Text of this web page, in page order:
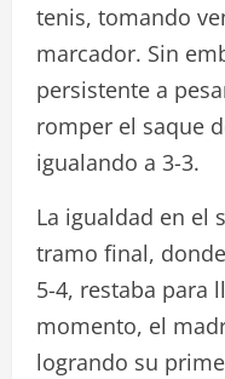
tenis, tomando
marcador. Sin
persistente a
romper el saque
igualando a 3-3.
La igualdad en el
tramo final,
5-4, restaba para
momento, el
logrando su